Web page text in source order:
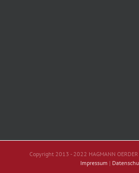
Copyright 2013 - 2022 HAGMANN
Impressum |